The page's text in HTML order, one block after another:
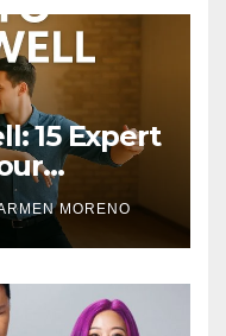
15 Expert
MORENO